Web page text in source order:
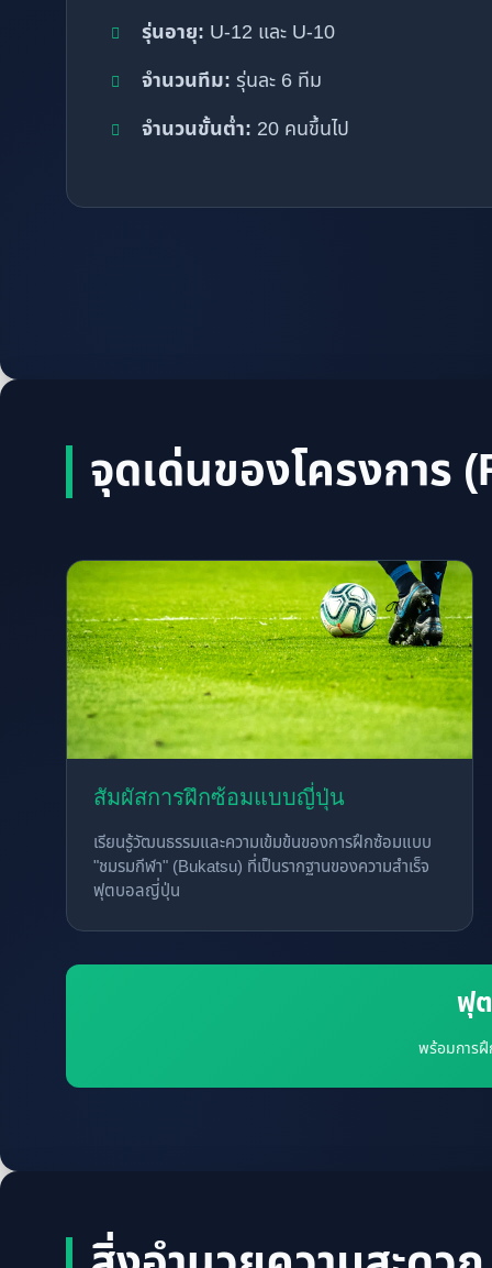
รุ่นอายุ: U-12 และ U-10
จำนวนทีม: รุ่นละ 6 ทีม
จำนวนขั้นต่ำ: 20 คนขึ้นไป
จุดเด่นของโครงการ
สัมผัสการฝึกซ้อมแบบญี่ปุ่น
เรียนรู้วัฒนธรรมและความเข้มข้นของการฝึกซ้อมแบบ
"ชมรมกีฬา" (Bukatsu) ที่เป็นรากฐานของความสำเร็จ
ฟุตบอลญี่ปุ่น
ฟุ
พร้อมการฝึ